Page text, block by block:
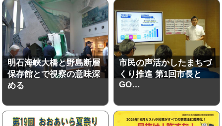
明石海峡大橋と野島断層
保存館とで視察の意味深
める
市民の声活かしたまちづ
くり推進 第1回市長と
GO…